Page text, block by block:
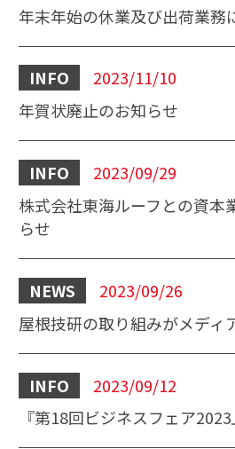
年末年始の休業及び出荷業務
INFO
2023/11/10
年賀状廃止のお知らせ
INFO
2023/09/29
株式会社東海ルーフとの資本
らせ
NEWS
2023/09/26
屋根技研の取り組みがメディ
INFO
2023/09/12
『第18回ビジネスフェア